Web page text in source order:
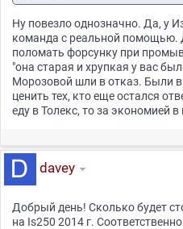
Ну повезло однозначно. Да, у
команда с реальной помощью.
поломать форсунку при
"она старая и хрупкая у вас
Морозовой шли в отказ. Были
ценить тех, кто еще остался
еду в Толекс, то за экономией
davey
Добрый день! Сколько будет
на Is250 2014 г.